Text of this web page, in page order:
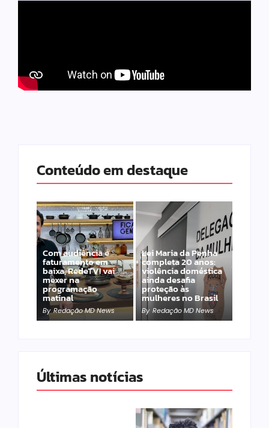
Conteúdo em destaque
Com audiência e
faturamento em
baixa, RedeTV! vai
mexer na
programação
matinal
By Redação MD News
Lei Maria da Penha
completa 20 anos:
violência doméstica
ainda desafia
proteção às
mulheres no Brasil
By Redação MD News
Últimas notícias